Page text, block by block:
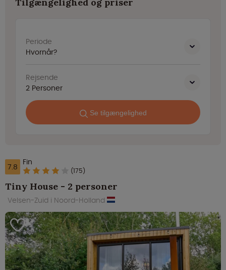
Tilgængelighed og priser
Periode
Hvornår?
Rejsende
2 Personer
Se tilgængelighed
7.8 Fin
(175)
Tiny House - 2 personer
Velsen-Zuid i Noord-Holland